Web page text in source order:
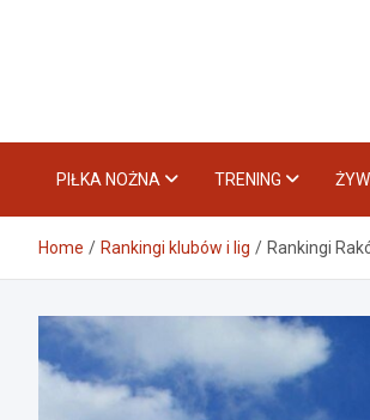
PIŁKA NOŻNA TRENING
Home Rankingi klubów i lig Rankingi